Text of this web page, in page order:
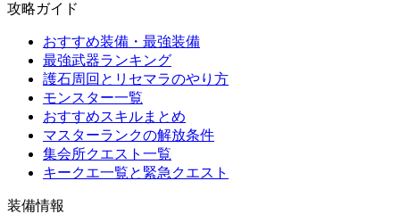
攻略ガイド
おすすめ装備・最強装備
最強武器ランキング
護石周回とリセマラのやり方
モンスター一覧
おすすめスキルまとめ
マスターランクの解放条件
集会所クエスト一覧
キークエ一覧と緊急クエスト
装備情報